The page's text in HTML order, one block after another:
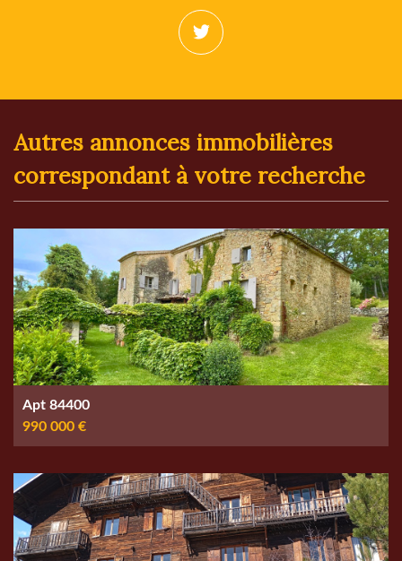
autres annonces immobilières
correspondant à votre recherche
Apt 84400
990 000 €